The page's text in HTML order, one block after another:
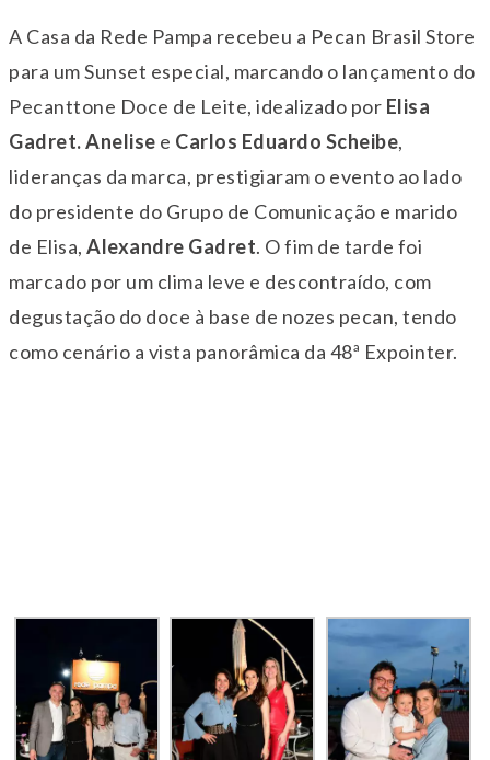
A Casa da Rede Pampa recebeu a Pecan Brasil Store
para um Sunset especial, marcando o lançamento do
Pecanttone Doce de Leite, idealizado por Elisa
Gadret.Anelise e Carlos Eduardo Scheibe,
lideranças da marca, prestigiaram o evento ao lado
do presidente do Grupo de Comunicação e marido
de Elisa, Alexandre Gadret. O fim de tarde foi
marcado por um clima leve e descontraído, com
degustação do doce à base de nozes pecan, tendo
como cenário a vista panorâmica da 48ª Expointer.